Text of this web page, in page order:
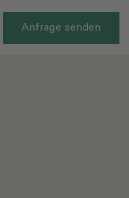
Anfrage senden